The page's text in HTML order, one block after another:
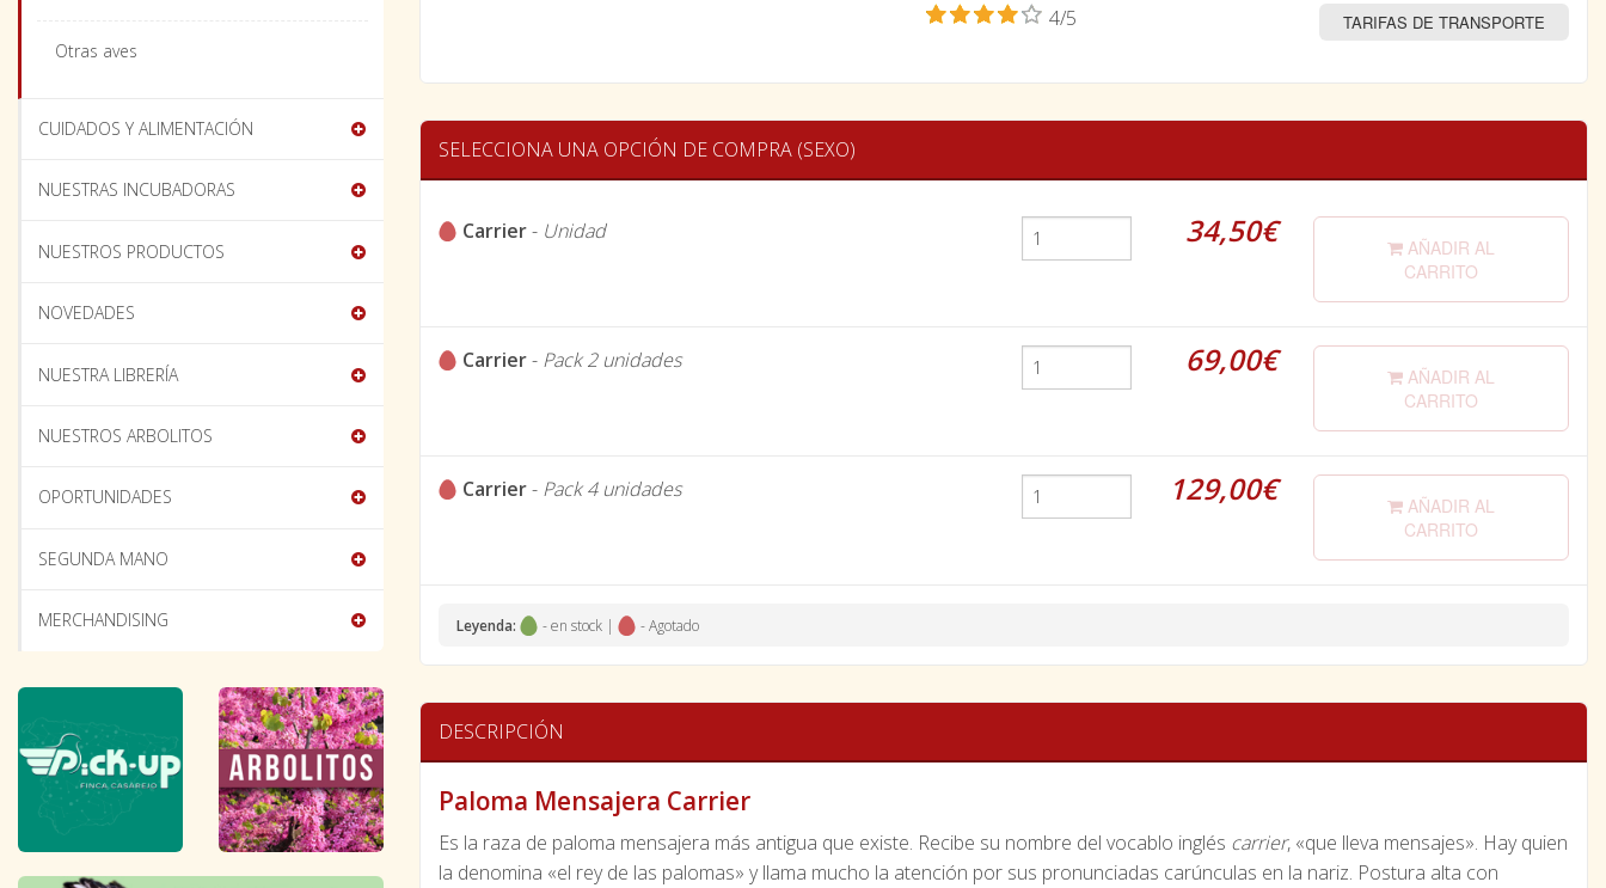
4/5 TARIFAS DE TRANSPORTE
SELECCIONA UNA OPCIÓN DE COMPRA (SEXO)
Carrier- Unidad 34,50€
AÑADIR AL
CARRITO
Carrier- Pack 2 unidades 69,00€
AÑADIR AL
CARRITO
Carrier- Pack 4 unidades 129,00€
AÑADIR AL
CARRITO
Leyenda: - en stock | - Agotado
DESCRIPCIÓN
Paloma Mensajera Carrier
Es la raza de paloma mensajera más antigua que existe. Recibe su nombre del vocablo inglés carrier, «que lleva mensajes». Hay quien
la denomina «el rey de las palomas» y llama mucho la atención por sus pronunciadas carúnculas en la nariz. Postura alta con
Otras aves
CUIDADOS Y ALIMENTACIÓN
NUESTRAS INCUBADORAS
NUESTROS PRODUCTOS
NOVEDADES
NUESTRA LIBRERÍA
NUESTROS ARBOLITOS
OPORTUNIDADES
SEGUNDA MANO
MERCHANDISING